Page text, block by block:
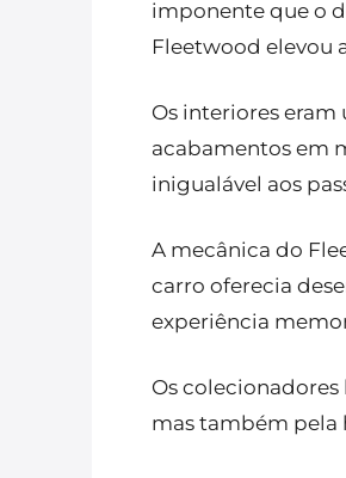
imponente que o
Fleetwood elevou
Os interiores
acabamentos em
inigualável aos
A mecânica do
carro oferecia
experiência
Os colecionadores
mas também pela